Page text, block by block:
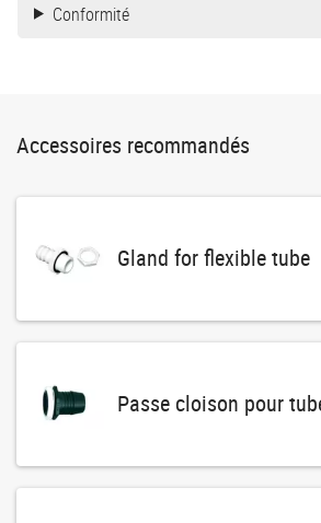
Conformité
Accessoires recommandés
Gland for flexible tube
Passe cloison pour